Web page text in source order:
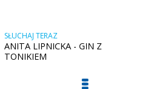
SŁUCHAJ TERAZ
ANITA LIPNICKA - GIN Z
TONIKIEM